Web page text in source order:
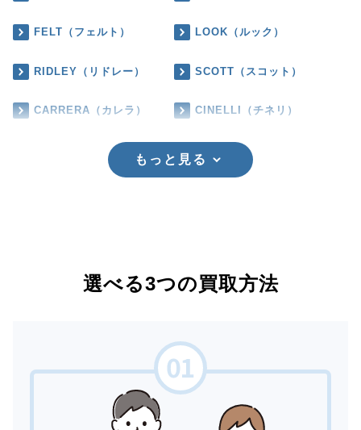
FELT（フェルト） LOOK（ルック）
RIDLEY（リドレー） SCOTT（スコット）
CARRERA（カレラ） CINELLI（チネリ）
もっと見る
選べる3つの買取方法